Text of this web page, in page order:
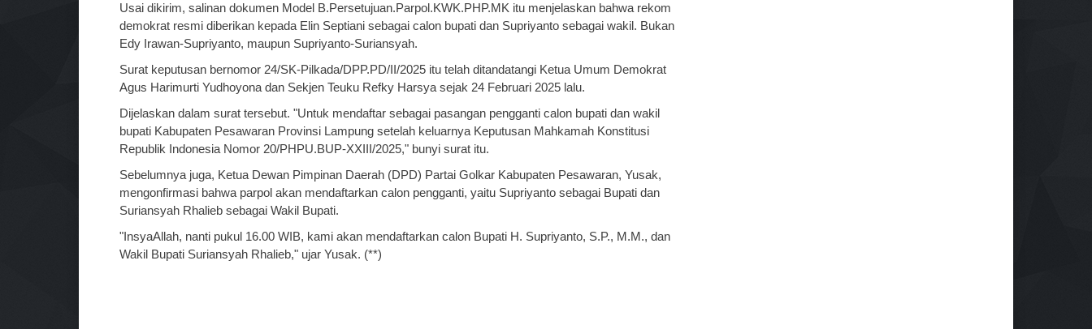
Usai dikirim, salinan dokumen Model B.Persetujuan.Parpol.KWK.PHP.MK itu menjelaskan bahwa rekom
demokrat resmi diberikan kepada Elin Septiani sebagai calon bupati dan Supriyanto sebagai wakil. Bukan
Edy Irawan-Supriyanto, maupun Supriyanto-Suriansyah.
Surat keputusan bernomor 24/SK-Pilkada/DPP.PD/II/2025 itu telah ditandatangi Ketua Umum Demokrat
Agus Harimurti Yudhoyona dan Sekjen Teuku Refky Harsya sejak 24 Februari 2025 lalu.
Dijelaskan dalam surat tersebut. "Untuk mendaftar sebagai pasangan pengganti calon bupati dan wakil
bupati Kabupaten Pesawaran Provinsi Lampung setelah keluarnya Keputusan Mahkamah Konstitusi
Republik Indonesia Nomor 20/PHPU.BUP-XXIII/2025," bunyi surat itu.
Sebelumnya juga, Ketua Dewan Pimpinan Daerah (DPD) Partai Golkar Kabupaten Pesawaran, Yusak,
mengonfirmasi bahwa parpol akan mendaftarkan calon pengganti, yaitu Supriyanto sebagai Bupati dan
Suriansyah Rhalieb sebagai Wakil Bupati.
"InsyaAllah, nanti pukul 16.00 WIB, kami akan mendaftarkan calon Bupati H. Supriyanto, S.P., M.M., dan
Wakil Bupati Suriansyah Rhalieb," ujar Yusak. (**)